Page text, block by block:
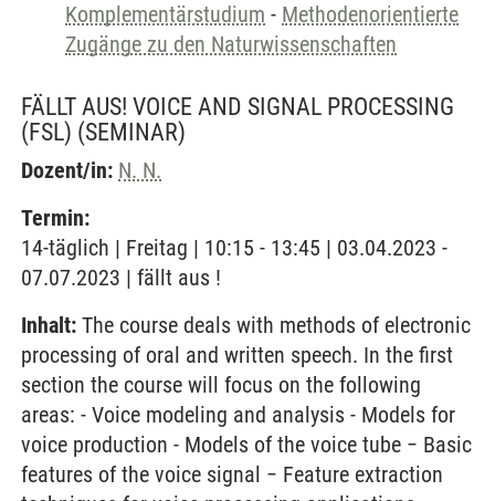
Komplementärstudium - Methodenorientierte
Zugänge zu den Naturwissenschaften
FÄLLT AUS! VOICE AND SIGNAL PROCESSING
(FSL) (SEMINAR)
Dozent/in: N. N.
Termin:
14-täglich | Freitag | 10:15 - 13:45 | 03.04.2023 -
07.07.2023 | fällt aus !
Inhalt: The course deals with methods of electronic
processing of oral and written speech. In the first
section the course will focus on the following
areas: - Voice modeling and analysis - Models for
voice production - Models of the voice tube − Basic
features of the voice signal − Feature extraction